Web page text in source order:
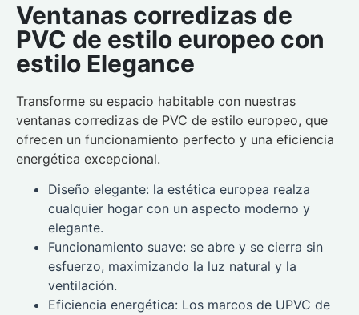
Ventanas corredizas de
PVC de estilo europeo con
estilo Elegance
Transforme su espacio habitable con nuestras
ventanas corredizas de PVC de estilo europeo, que
ofrecen un funcionamiento perfecto y una eficiencia
energética excepcional.
Diseño elegante: la estética europea realza
cualquier hogar con un aspecto moderno y
elegante.
Funcionamiento suave: se abre y se cierra sin
esfuerzo, maximizando la luz natural y la
ventilación.
Eficiencia energética: Los marcos de UPVC de